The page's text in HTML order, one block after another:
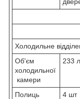
Холодильне
Об'єм
холодильної
камери
233 л
Полиць
4 шт